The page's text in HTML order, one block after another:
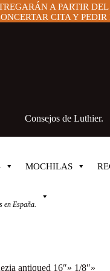
A PARTIR
CITA Y PEDIR
Consejos de Luthier.
MOCHILAS
en España.
antiqued 16″» 1/8″»